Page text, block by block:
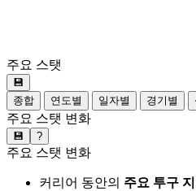
주요 스탯
💾
종합
연도별 일자별 경기별
주요 스탯 변화
💾 ?
주요 스탯 변화
커리어 동안의 주요 투구